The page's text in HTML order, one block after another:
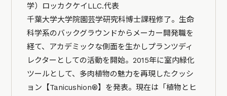
学）ロッカクケイLLC.代表
千葉大学大学院園芸学研究科博士課程修了。生命
科学系のバックグラウンドからメーカー開発職を
経て、アカデミックな側面を生かしプランツディ
レクターとしての活動を開始。2015年に室内緑化
ツールとして、多肉植物の魅力を再現したクッシ
ョン【Tanicushion®】を発表。現在は「植物とヒ